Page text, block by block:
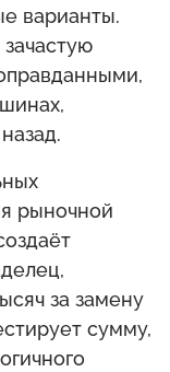
варианты.
рыночной
за замену
сумму,